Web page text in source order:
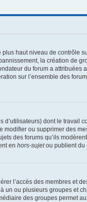
haut niveau de contrôle
la création de
du forum a attribuées
sur l’ensemble des
d’utilisateurs) dont le travail
modifier ou supprimer des
des forums qu’ils
en hors-sujetou publient du
l’accès des membres et
un ou plusieurs groupes et
des groupes permet